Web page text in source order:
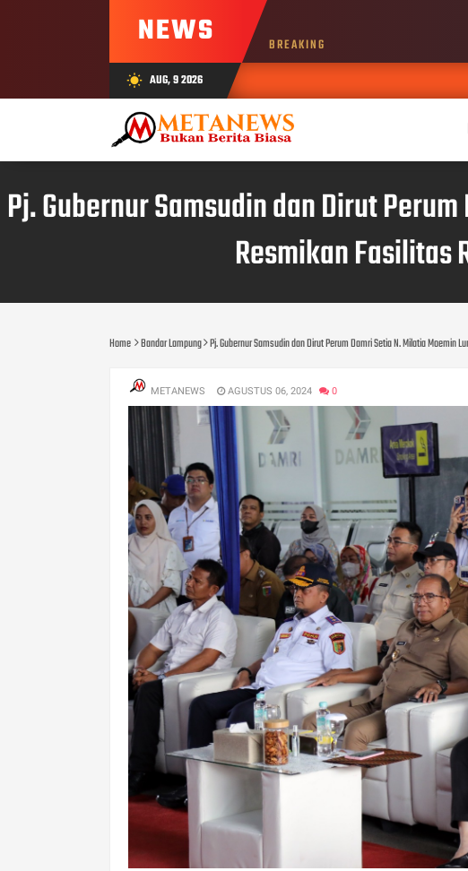
NEWS BREAKING
wb_sunny AUG, 9 2026
Pj. Gubernur Samsudin dan Dirut
Resmikan Fasilitas
Home Bandar Lampung Pj. Gubernur Samsudin dan Dirut Perum Damri Setia N. Milatia Moemin
METANEWS AGUSTUS 06, 2024 0